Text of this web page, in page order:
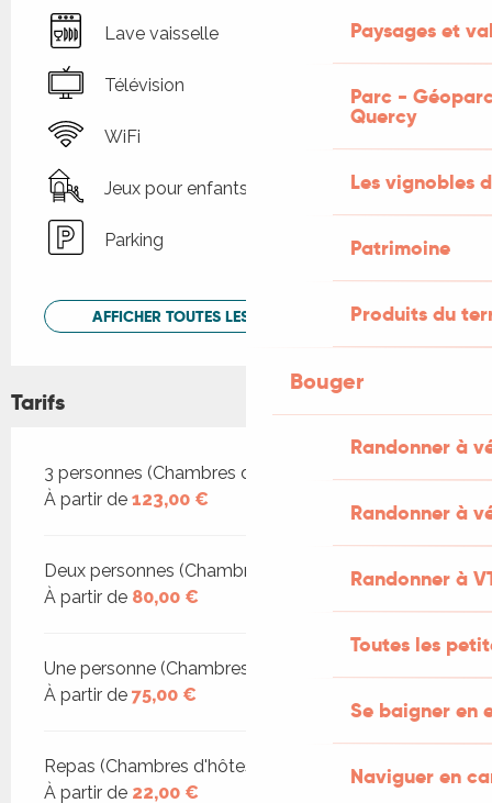
Paysages et
Parc -
Quercy
Les vignobles
Patrimoine
Produits du
Bouger
Randonner à
Randonner à
Randonner à
Toutes les
Se baigner en
Naviguer en
Lave vaisselle
Télévision
WiFi
Jeux pour enfants / Espace jeux
Parking
AFFICHER TOUTES LES PRESTATIONS
Tarifs
Tarifs 2026
3 personnes (Chambres d'hôtes)
À partir de 123,00 €
Deux personnes (Chambres d'hôtes)
À partir de 80,00 €
Une personne (Chambres d'hôtes)
À partir de 75,00 €
Repas (Chambres d'hôtes)
À partir de 22,00 €